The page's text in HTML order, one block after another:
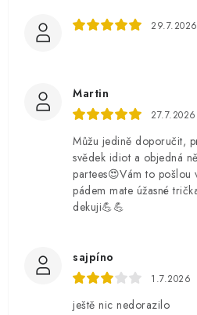
29.7.2026
Martin
27.7.2026
Můžu jedině doporučit,
svědek idiot a objedná
partees😍Vám to pošlou
pádem mate úžasné
dekuji💪💪
sajpíno
1.7.2026
ještě nic nedorazilo